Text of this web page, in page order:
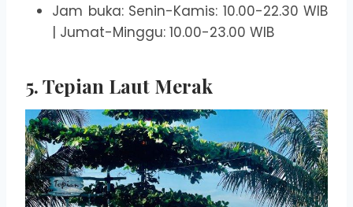
Jam buka: Senin-Kamis: 10.00-22.30 WIB
| Jumat-Minggu: 10.00-23.00 WIB
5. Tepian Laut Merak